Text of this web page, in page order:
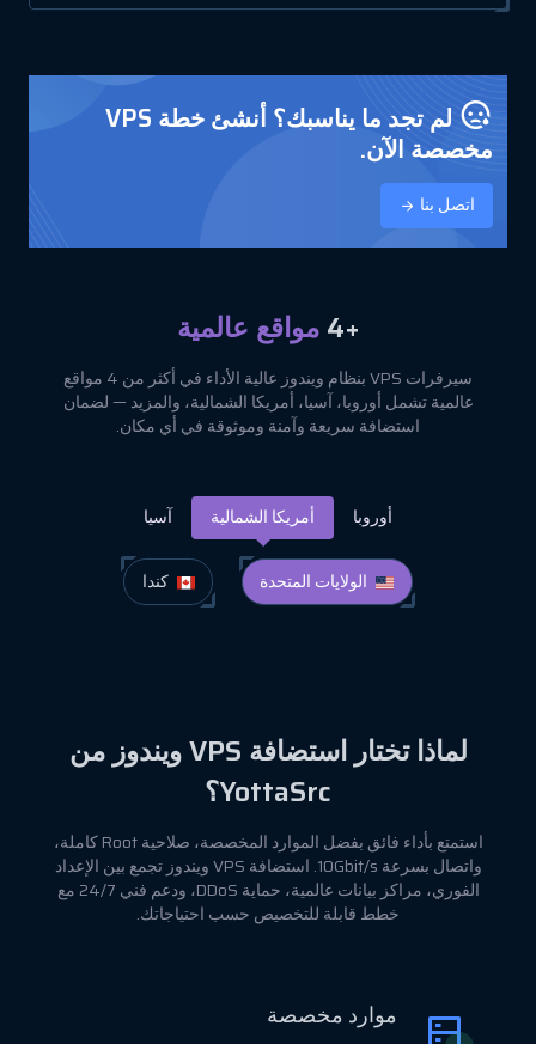
لم تجد ما يناسبك؟ أنشئ خطة VPS
مخصصة الآن.
اتصل بنا
+4 مواقع عالمية
سيرفرات VPS بنظام ويندوز عالية الأداء في أكثر من 4 مواقع
عالمية تشمل أوروبا، آسيا، أمريكا الشمالية، والمزيد — لضمان
استضافة سريعة وآمنة وموثوقة في أي مكان.
أوروبا أمريكا الشمالية آسيا
الولايات المتحدة كندا
لماذا تختار استضافة VPS ويندوز من
YottaSrc؟
استمتع بأداء فائق بفضل الموارد المخصصة، صلاحية Root كاملة،
واتصال بسرعة 10Gbit/s. استضافة VPS ويندوز تجمع بين الإعداد
الفوري، مراكز بيانات عالمية، حماية DDoS، ودعم فني 24/7 مع
خطط قابلة للتخصيص حسب احتياجاتك.
موارد مخصصة